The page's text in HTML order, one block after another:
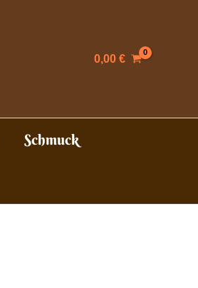
0,00 €
Schmuck